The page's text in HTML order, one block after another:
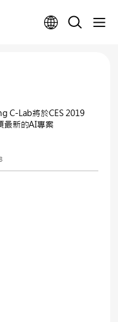
C-Lab將於CES 2019
最新的AI專案